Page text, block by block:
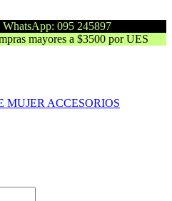
WhatsApp: 095 245897
mayores a $3500 por UES
MUJER ACCESORIOS